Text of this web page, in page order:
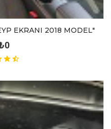
EKRANI 2018 MODEL"